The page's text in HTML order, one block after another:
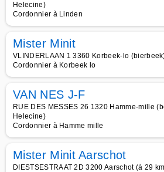
Helecine)
Cordonnier à Linden
Mister Minit
VLINDERLAAN 1 3360 Korbeek-lo
Cordonnier à Korbeek lo
VAN NES J-F
RUE DES MESSES 26 1320 Hamme-mille
Helecine)
Cordonnier à Hamme mille
Mister Minit Aarschot
DIESTSESTRAAT 2D 3200 Aarschot (à 29